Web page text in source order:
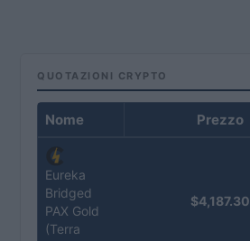
QUOTAZIONI CRYPTO
Nome Prezzo
Eureka
Bridged
PAX Gold
(Terra
$4,187.30